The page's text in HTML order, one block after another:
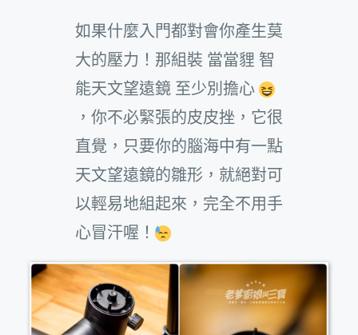
如果什麼入門都對會你產生莫
大的壓力！那組裝 當當貍 智
能天文望遠鏡 至少別擔心
，你不必緊張的皮皮挫，它很
直覺，只要你的腦海中有一點
天文望遠鏡的雛形，就絕對可
以輕易地組起來，完全不用手
心冒汗喔！